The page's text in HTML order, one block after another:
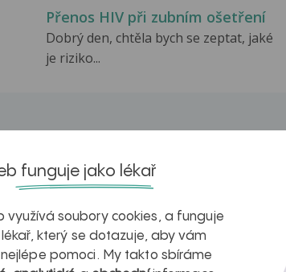
Přenos HIV při zubním ošetření
Dobrý den, chtěla bych se zeptat, jaké
je riziko...
zdravá játra?
funguje jako lékař
využívá soubory cookies, a funguje
který se dotazuje, aby vám
pomoci. My takto sbíráme